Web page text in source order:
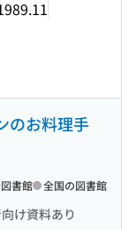
のお料理手
け資料あり
書館 全国の図書館